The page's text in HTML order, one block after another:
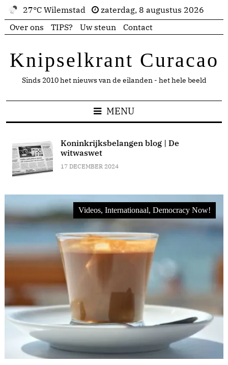
27°C Wilemstad
zaterdag, 8 augustus 2026
Over ons
TIPS? Uw steun Contact
Knipselkrant Curacao
Sinds 2010 het nieuws van de eilanden - het hele beeld
MENU
Koninkrijksbelangen blog | De
witwaswet
17 DECEMBER 2024
Videos, Internationaal, Democracy Now!